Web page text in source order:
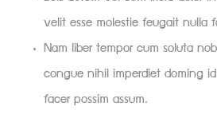
velit esse molestie feugait nulla
Nam liber tempor cum soluta
congue nihil imperdiet doming
facer possim assum.